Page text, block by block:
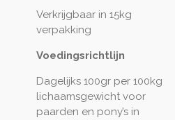
Verkrijgbaar in 15kg
verpakking
Voedingsrichtlijn
Dagelijks 100gr per 100kg
lichaamsgewicht voor
paarden en pony’s in